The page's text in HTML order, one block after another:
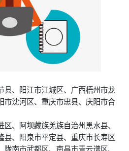
县、阳江市江城区、广西梧州市龙
市沈河区、重庆市忠县、庆阳市合
、阿坝藏族羌族自治州黑水县、
县、阳泉市平定县、重庆市长寿区
南市武都区、南昌市青云谱区、